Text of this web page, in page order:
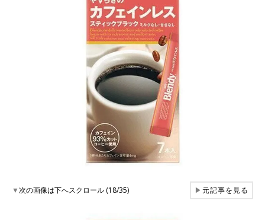
▼次の画像は下へスクロール (18/35) ▶元記事を見る